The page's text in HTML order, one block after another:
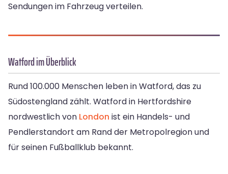
Sendungen im Fahrzeug verteilen.
Watford im Überblick
Rund 100.000 Menschen leben in Watford, das zu
Südostengland zählt. Watford in Hertfordshire
nordwestlich von London ist ein Handels- und
Pendlerstandort am Rand der Metropolregion und
für seinen Fußballklub bekannt.